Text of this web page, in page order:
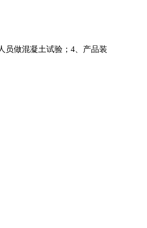
员做混凝土试验；4、产品装